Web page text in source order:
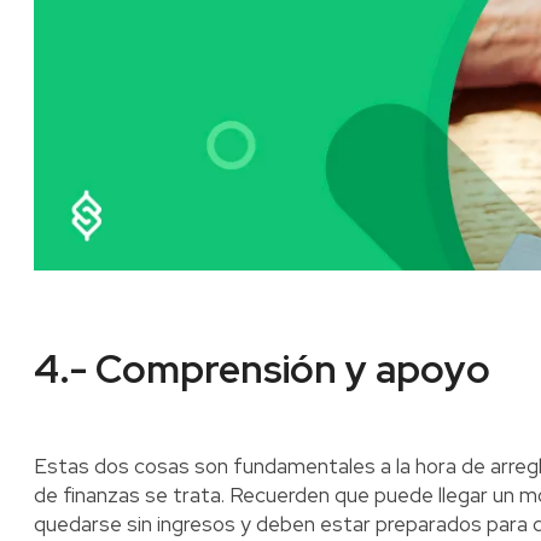
4.- Comprensión y apoyo
Estas dos cosas son fundamentales a la hora de
de finanzas se trata. Recuerden que puede llegar un
quedarse sin ingresos y deben estar preparados para